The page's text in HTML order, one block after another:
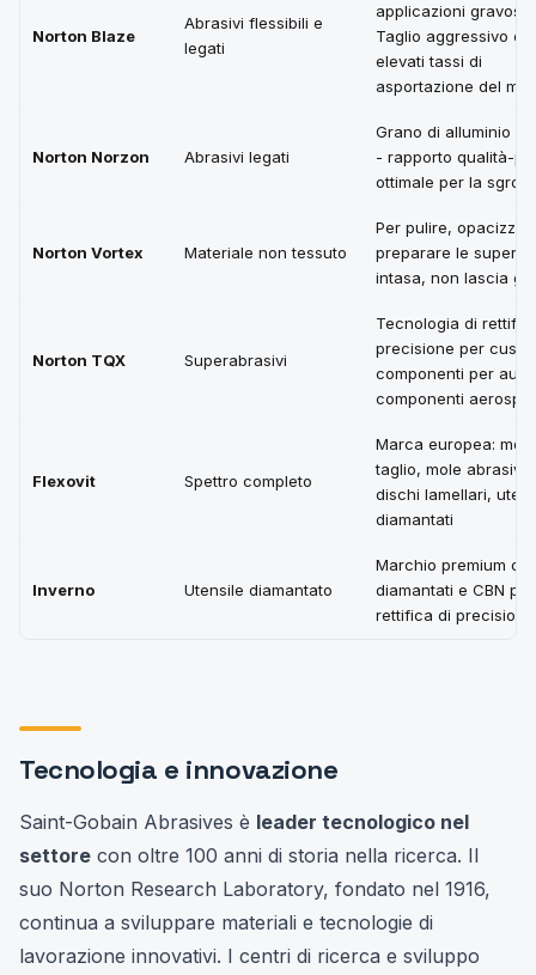
Norton Blaze
Abrasivi flessibili e
legati
applicazioni gravose.
Taglio aggressivo
elevati tassi di
asportazione del
Norton Norzon Abrasivi legati
Grano di alluminio
- rapporto qualità-
ottimale per la
Norton Vortex Materiale non tessuto
Per pulire,
preparare le
intasa, non lascia
Norton TQX Superabrasivi
Tecnologia di
precisione per
componenti per auto,
componenti
Flexovit Spettro completo
Marca europea:
taglio, mole abrasive,
dischi lamellari,
diamantati
Inverno Utensile diamantato
Marchio premium di
diamantati e CBN
rettifica di precisione
Tecnologia e innovazione
Saint-Gobain Abrasives è leader tecnologico nel
settore con oltre 100 anni di storia nella ricerca. Il
suo Norton Research Laboratory, fondato nel 1916,
continua a sviluppare materiali e tecnologie di
lavorazione innovativi. I centri di ricerca e sviluppo